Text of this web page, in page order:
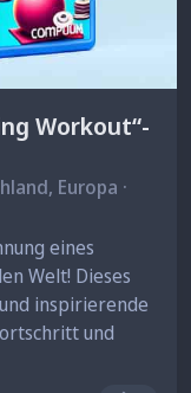
Workout“-
Europa ·
eines
Welt! Dieses
inspirierende
und